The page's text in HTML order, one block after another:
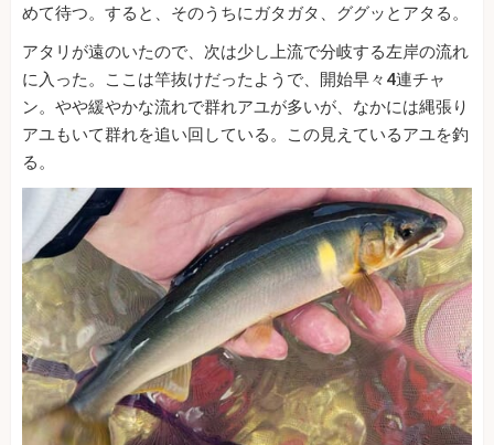
めて待つ。すると、そのうちにガタガタ、ググッとアタる。
アタリが遠のいたので、次は少し上流で分岐する左岸の流れ
に入った。ここは竿抜けだったようで、開始早々4連チャ
ン。やや緩やかな流れで群れアユが多いが、なかには縄張り
アユもいて群れを追い回している。この見えているアユを釣
る。